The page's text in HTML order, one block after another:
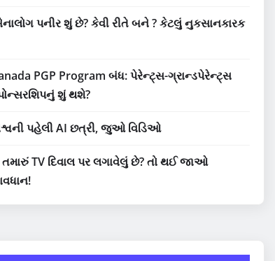
પનીર શું છે? કેવી રીતે બને ? કેટલું નુકસાનકારક
PGP Program બંધ: પેરેન્ટ્સ-ગ્રાન્ડપેરેન્ટ્સ
શું થશે?
પહેલી AI છત્રી, જુઓ વિડિઓ
TV દિવાલ પર લગાવેલું છે? તો થઈ જાઓ